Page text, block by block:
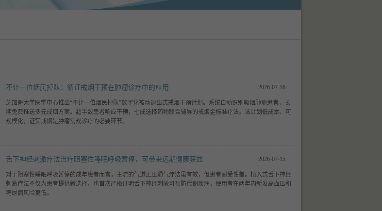
2026-07-16
不让一位烟民掉队：循证戒烟干预在肿瘤诊疗中的应用
芝加哥大学医学中心推出“不让一位烟民掉队”数字化被动退出式戒烟干预计划。系统自动识别吸烟肿瘤患者，长
期免费推送多元戒烟方案。超半数患者响应干预，七成选择药物联合辅导的戒烟金标准疗法。该计划低成本、可
规模化，证实戒烟是肿瘤常规诊疗的必要环节。
2026-07-15
舌下神经刺激疗法治疗阻塞性睡眠呼吸暂停，可带来远期健康获益
对于阻塞性睡眠呼吸暂停的成年患者而言，主流的气道正压通气疗法虽有效，但患者耐受性差。植入式舌下神经
刺激疗法不仅为患者提供新选择，也首次严格证明舌下神经刺激可预防代谢疾病，使用者在两年内新发高血压和
糖尿病风险更低。